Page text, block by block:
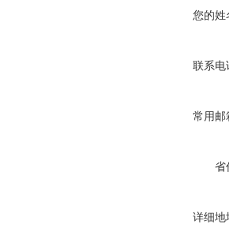
您的姓
联系电
常用邮
省
详细地